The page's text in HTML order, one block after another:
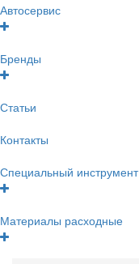
Автосервис
Бренды
Статьи
Контакты
Специальный инструмент
Материалы расходные